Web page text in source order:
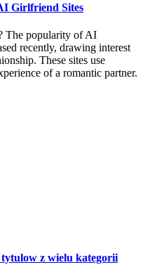
Girlfriend Sites
The popularity of AI
recently, drawing interest
These sites use
of a romantic partner.
z wielu kategorii